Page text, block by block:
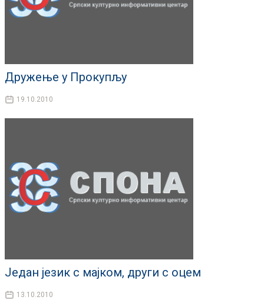
Дружење у Прокупљу
19.10.2010
Један језик с мајком, други с оцем
13.10.2010